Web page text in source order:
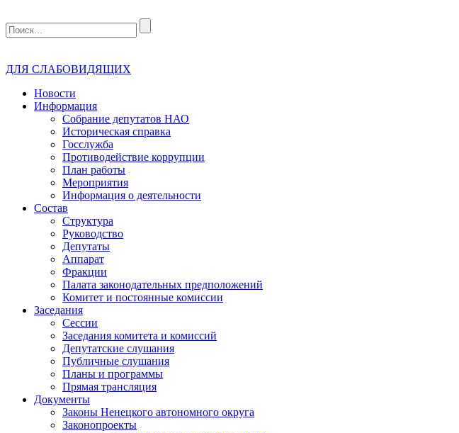
ДЛЯ СЛАБОВИДЯЩИХ
Новости
Информация
Собрание депутатов НАО
Историческая справка
Госслужба
Противодействие коррупции
План работы
Мероприятия
Информация о деятельности
Состав
Структура
Руководство
Депутаты
Аппарат
Фракции
Палата законодательных предположений
Комитет и постоянные комиссии
Заседания
Сессии
Заседания комитета и комиссий
Депутатские слушания
Публичные слушания
Планы и программы
Прямая трансляция
Документы
Законы Ненецкого автономного округа
Законопроекты